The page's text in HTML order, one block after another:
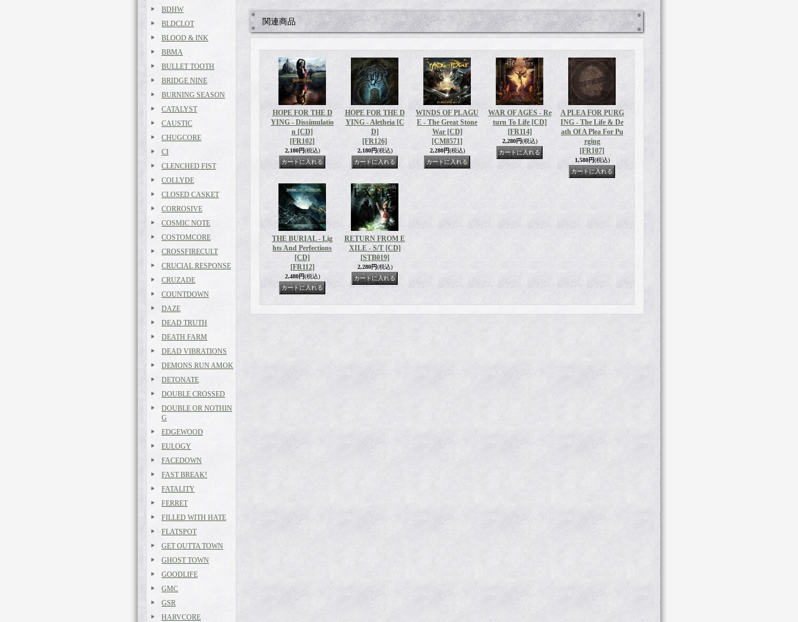
BDHW
BLDCLOT
BLOOD & INK
BBMA
BULLET TOOTH
BRIDGE NINE
BURNING SEASON
CATALYST
CAUSTIC
CHUGCORE
CI
CLENCHED FIST
COLLYDE
CLOSED CASKET
CORROSIVE
COSMIC NOTE
COSTOMCORE
CROSSFIRECULT
CRUCIAL RESPONSE
CRUZADE
COUNTDOWN
DAZE
DEAD TRUTH
DEATH FARM
DEAD VIBRATIONS
DEMONS RUN AMOK
DETONATE
DOUBLE CROSSED
DOUBLE OR NOTHIN
G
EDGEWOOD
EULOGY
FACEDOWN
FAST BREAK!
FATALITY
FERRET
FILLED WITH HATE
FLATSPOT
GET OUTTA TOWN
GHOST TOWN
GOODLIFE
GMC
GSR
HARVCORE
関連商品
HOPE FOR THE D
YING - Dissimulatio
n [CD]
[FR102]
2,180円(税込)
HOPE FOR THE D
YING - Aletheia [C
D]
[FR126]
2,180円(税込)
WINDS OF PLAGU
E - The Great Stone
War [CD]
[CM8571]
2,280円(税込)
WAR OF AGES - Re
turn To Life [CD]
[FR114]
2,280円(税込)
A PLEA FOR PURG
ING - The Life & De
ath Of A Plea For Pu
rging
[FR107]
1,580円(税込)
THE BURIAL - Lig
hts And Perfections
[CD]
[FR112]
2,480円(税込)
RETURN FROM E
XILE - S/T [CD]
[STB019]
2,280円(税込)